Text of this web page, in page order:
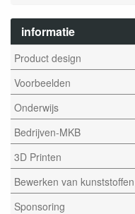
informatie
Product design
Voorbeelden
Onderwijs
Bedrijven-MKB
3D Printen
Bewerken van kunststoffen
Sponsoring